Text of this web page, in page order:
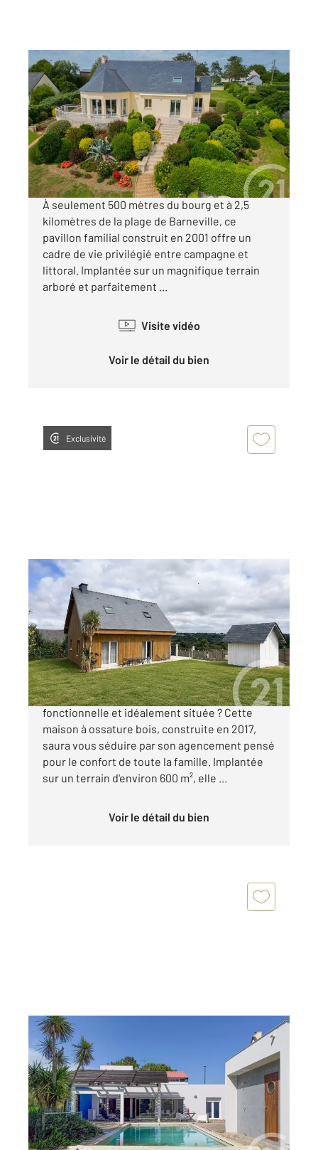
BARNEVILLE CARTERET 50
193,92 m2, 6 pièces
Ref : 1780
Maison à vendre
780 000 €
Visiter le site dédié
À seulement 500 mètres du bourg et à 2,5
kilomètres de la plage de Barneville, ce
pavillon familial construit en 2001 offre un
cadre de vie privilégié entre campagne et
littoral. Implantée sur un magnifique terrain
arboré et parfaitement ...
Visite vidéo
Voir le détail du bien
Exclusivité
BARNEVILLE CARTERET 50
76,55 m2, 6 pièces
Ref : 2155
Maison à vendre
240 000 €
Vous recherchez une maison récente,
fonctionnelle et idéalement située ? Cette
maison à ossature bois, construite en 2017,
saura vous séduire par son agencement pensé
pour le confort de toute la famille. Implantée
sur un terrain d'environ 600 m², elle ...
Voir le détail du bien
BARNEVILLE CARTERET 50
128 m
2, 6 pièces
Ref : 2099
Maison à vendre
489 000 €